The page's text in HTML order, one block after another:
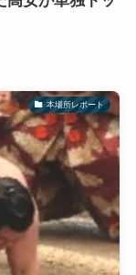
本場所レポート